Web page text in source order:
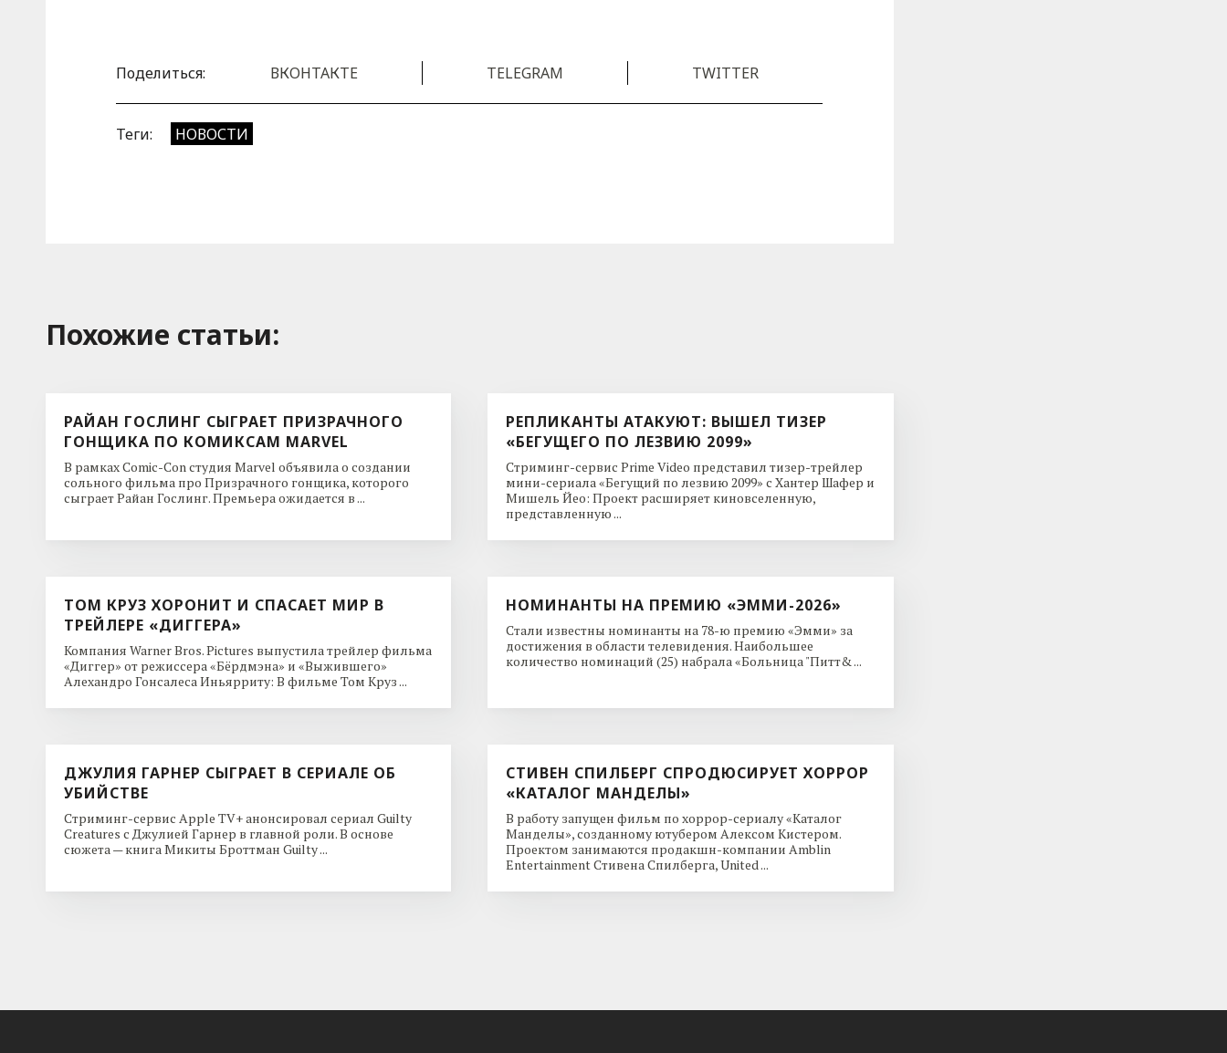
Поделиться: ВКОНТАКТЕ TELEGRAM TWITTER
Теги: НОВОСТИ
Похожие cтатьи:
РАЙАН ГОСЛИНГ СЫГРАЕТ ПРИЗРАЧНОГО
ГОНЩИКА ПО КОМИКСАМ MARVEL
В рамках Comic-Con студия Marvel объявила о создании
сольного фильма про Призрачного гонщика, которого
сыграет Райан Гослинг. Премьера ожидается в ...
РЕПЛИКАНТЫ АТАКУЮТ: ВЫШЕЛ ТИЗЕР
«БЕГУЩЕГО ПО ЛЕЗВИЮ 2099»
Стриминг-сервис Prime Video представил тизер-трейлер
мини-сериала «Бегущий по лезвию 2099» с Хантер Шафер и
Мишель Йео: Проект расширяет киновселенную,
представленную ...
ТОМ КРУЗ ХОРОНИТ И СПАСАЕТ МИР В
ТРЕЙЛЕРЕ «ДИГГЕРА»
Компания Warner Bros. Pictures выпустила трейлер фильма
«Диггер» от режиссера «Бёрдмэна» и «Выжившего»
Алехандро Гонсалеса Иньярриту: В фильме Том Круз ...
НОМИНАНТЫ НА ПРЕМИЮ «ЭММИ-2026»
Стали известны номинанты на 78-ю премию «Эмми» за
достижения в области телевидения. Наибольшее
количество номинаций (25) набрала «Больница "Питт& ...
ДЖУЛИЯ ГАРНЕР СЫГРАЕТ В СЕРИАЛЕ ОБ
УБИЙСТВЕ
Стриминг-сервис Apple TV+ анонсировал сериал Guilty
Creatures с Джулией Гарнер в главной роли. В основе
сюжета — книга Микиты Броттман Guilty ...
СТИВЕН СПИЛБЕРГ СПРОДЮСИРУЕТ ХОРРОР
«КАТАЛОГ МАНДЕЛЫ»
В работу запущен фильм по хоррор-сериалу «Каталог
Манделы», созданному ютубером Алексом Кистером.
Проектом занимаются продакшн-компании Amblin
Entertainment Стивена Спилберга, United ...